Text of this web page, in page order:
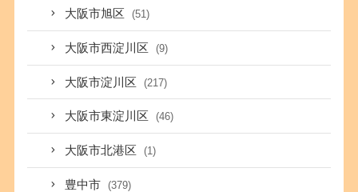
大阪市旭区 (51)
大阪市西淀川区 (9)
大阪市淀川区 (217)
大阪市東淀川区 (46)
大阪市北港区 (1)
豊中市 (379)